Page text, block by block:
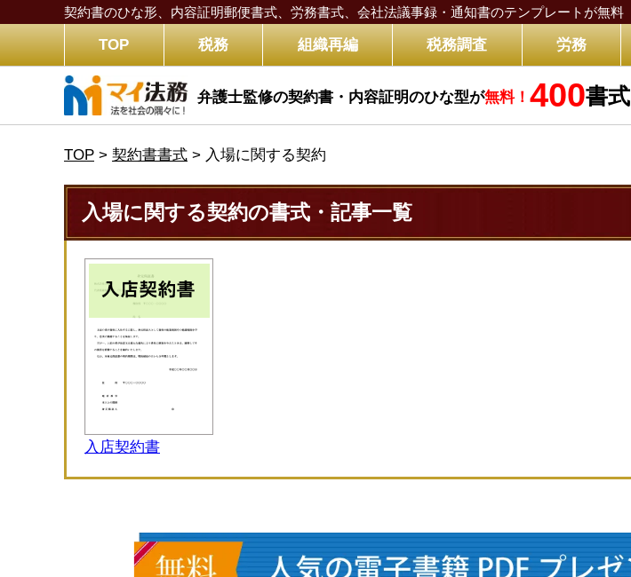
契約書のひな形、内容証明郵便書式、労務書式、 会社法議事録・通知書のテンプレートが無料
TOP 税務 組織再編 税務調査 労務
弁護士監修の契約書・内容証明のひな型が無料！ 400書式
TOP > 契約書書式 > 入場に関する契約
入場に関する契約の書式・記事一覧
入店契約書